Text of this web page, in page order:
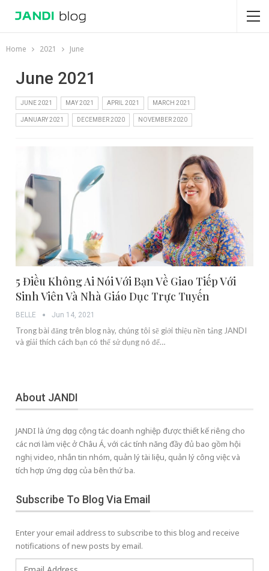
Home 2021 June
June 2021
JUNE 2021 MAY 2021 APRIL 2021 MARCH 2021
JANUARY 2021 DECEMBER 2020 NOVEMBER 2020
5 Điều Không Ai Nói Với Bạn Về Giao Tiếp Với
Sinh Viên Và Nhà Giáo Dục Trực Tuyến
BELLE Jun 14, 2021
Trong bài đăng trên blog này, chúng tôi sẽ giới thiệu nền tảng JANDI
và giải thích cách bạn có thể sử dụng nó để…
About JANDI
JANDI là ứng dụng cộng tác doanh nghiệp được thiết kế riêng cho
các nơi làm việc ở Châu Á, với các tính năng đầy đủ bao gồm hội
nghị video, nhắn tin nhóm, quản lý tài liệu, quản lý công việc và
tích hợp ứng dụng của bên thứ ba.
Subscribe To Blog Via Email
Enter your email address to subscribe to this blog and receive
notifications of new posts by email.
Email